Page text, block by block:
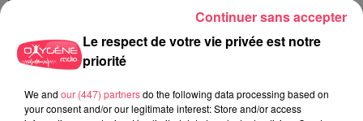
Le respect de votre vie privée est notre
priorité
We and our (447) partnersdo the following data processing based on
your consent and/or our legitimate interest: Store and/or access
Continuer sans accepter